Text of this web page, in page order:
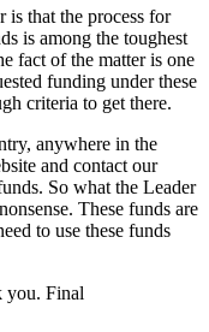
is that the process for
is among the toughest
fact of the matter is one
funding under these
criteria to get there.
anywhere in the
and contact our
So what the Leader
These funds are
to use these funds
you. Final